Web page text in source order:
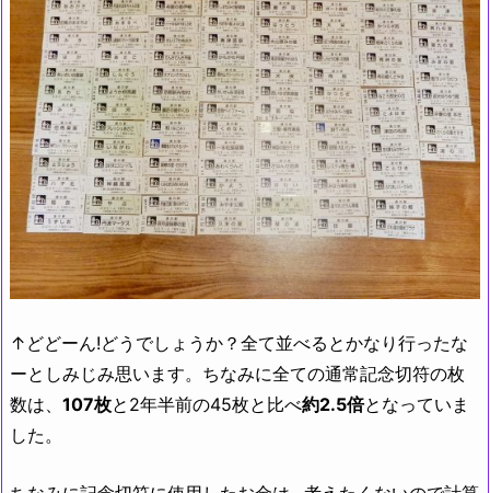
↑どどーん!どうでしょうか？全て並べるとかなり行ったな
ーとしみじみ思います。ちなみに全ての通常記念切符の枚
数は、 107枚と2年半前の45枚と比べ約2.5倍となっていま
した。